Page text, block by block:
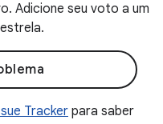
Adicione seu voto a um
Trackerpara saber